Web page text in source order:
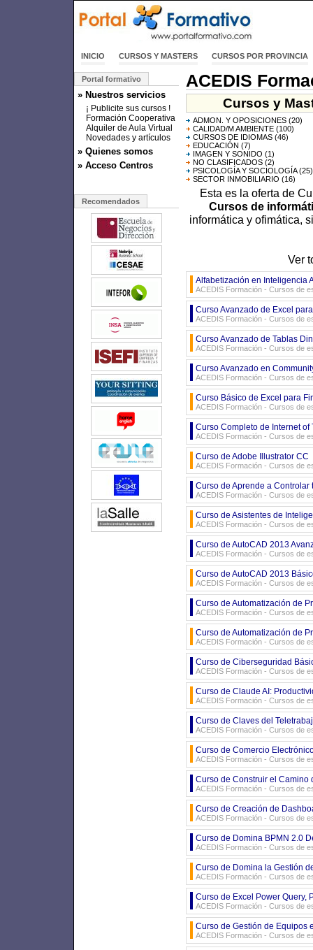
INICIO CURSOS Y MASTERS CURSOS POR PROVINCIA
Portal formativo
» Nuestros servicios
¡ Publicite sus cursos !
Formación Cooperativa
Alquiler de Aula Virtual
Novedades y artículos
» Quienes somos
» Acceso Centros
Recomendados
ACEDIS
Cursos y
ADMON. Y OPOSICIONES (20)
CALIDAD/M AMBIENTE (100)
CURSOS DE IDIOMAS (46)
EDUCACIÓN (7)
IMAGEN Y SONIDO (1)
NO CLASIFICADOS (2)
PSICOLOGÍA Y SOCIOLOGÍA(25)
SECTOR INMOBILIARIO (16)
Esta es la oferta de
Cursos de
informática y ofimática,
Ver
Alfabetización en Inteligencia
ACEDIS Formación - Cursos de
Curso Avanzado de Excel
ACEDIS Formación - Cursos de
Curso Avanzado de Tablas
ACEDIS Formación - Cursos de
Curso Avanzado en
ACEDIS Formación - Cursos de
Curso Básico de Excel para
ACEDIS Formación - Cursos de
Curso Completo de Internet
ACEDIS Formación - Cursos de
Curso de Adobe Illustrator CC
ACEDIS Formación - Cursos de
Curso de Aprende a
ACEDIS Formación - Cursos de
Curso de Asistentes de
ACEDIS Formación - Cursos de
Curso de AutoCAD 2013
ACEDIS Formación - Cursos de
Curso de AutoCAD 2013
ACEDIS Formación - Cursos de
Curso de Automatización de
ACEDIS Formación - Cursos de
Curso de Automatización de
ACEDIS Formación - Cursos de
Curso de Ciberseguridad
ACEDIS Formación - Cursos de
Curso de Claude AI:
ACEDIS Formación - Cursos de
Curso de Claves del
ACEDIS Formación - Cursos de
Curso de Comercio
ACEDIS Formación - Cursos de
Curso de Construir el Camino
ACEDIS Formación - Cursos de
Curso de Creación de
ACEDIS Formación - Cursos de
Curso de Domina BPMN 2.0
ACEDIS Formación - Cursos de
Curso de Domina la Gestión
ACEDIS Formación - Cursos de
Curso de Excel Power Query,
ACEDIS Formación - Cursos de
Curso de Gestión de Equipos
ACEDIS Formación - Cursos de